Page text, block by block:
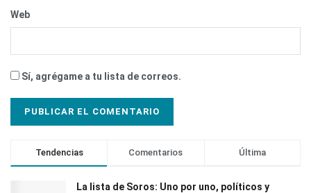
Web
Sí, agrégame a tu lista de correos.
Tendencias Comentarios Última
La lista de Soros: Uno por uno, políticos y